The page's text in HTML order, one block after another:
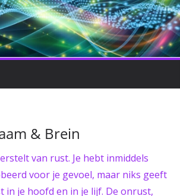
& Brein
van rust. Je hebt inmiddels
voor je gevoel, maar niks geeft
in je hoofd en in je lijf. De onrust,